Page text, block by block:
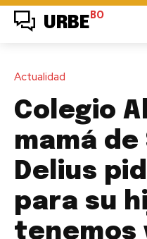
URBE BO
Actualidad
Colegio
mamá
Delius
para su
tenemos